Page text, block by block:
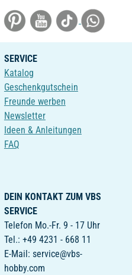
SERVICE
Katalog
Geschenkgutschein
Freunde werben
Newsletter
Ideen & Anleitungen
FAQ
DEIN KONTAKT ZUM VBS
SERVICE
Telefon Mo.-Fr. 9 - 17 Uhr
Tel.: +49 4231 - 668 11
E-Mail: service@vbs-
hobby.com